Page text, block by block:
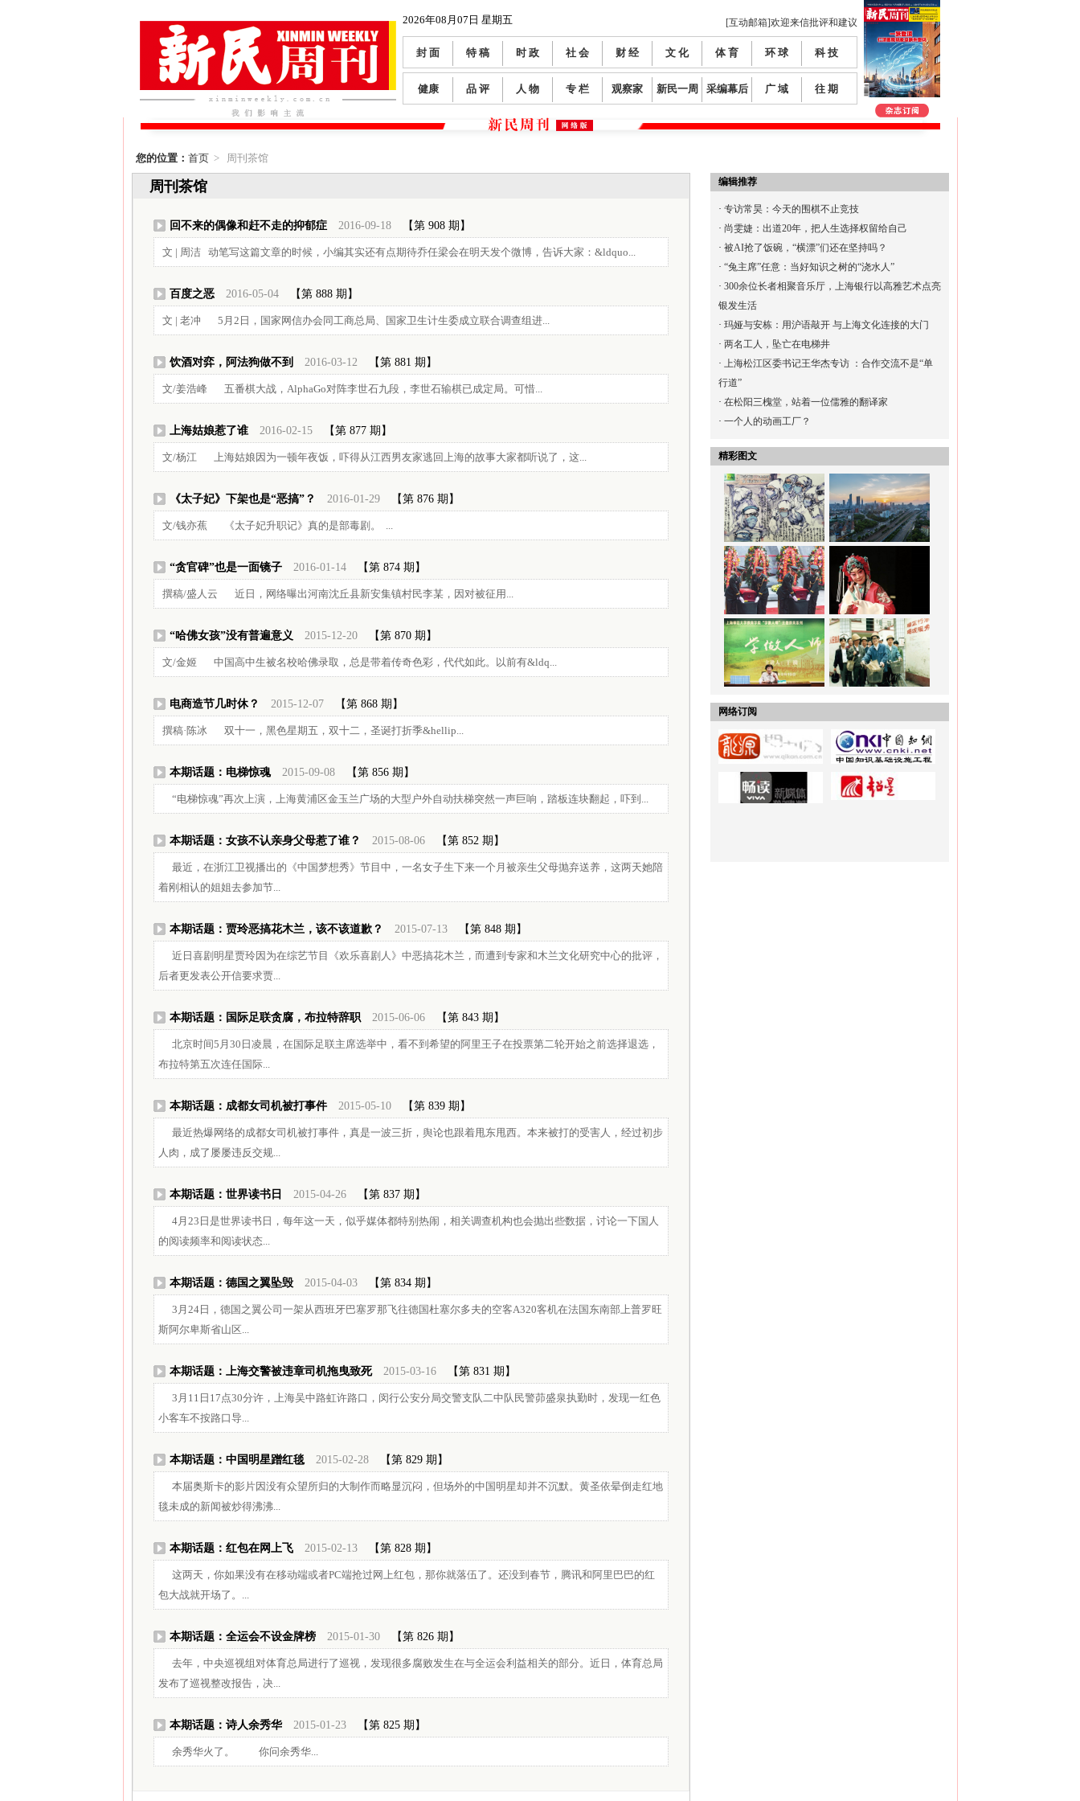
2026年08月07日 星期五 [互动邮箱]欢迎来信批评和建议
封 面 特 稿 时 政 社 会 财 经 文 化 体 育 环 球 科 技
健康 品 评 人 物 专 栏 观察家 新民一周 采编幕后 广 域 往 期
您的位置： 首页> 周刊茶馆
周刊茶馆
回不来的偶像和赶不走的抑郁症 2016-09-18 【第 908 期】
文 | 周洁 动笔写这篇文章的时候，小编其实还有点期待乔任梁会在明天发个微博，告诉大家：&ldquo...
百度之恶 2016-05-04 【第 888 期】
文 | 老冲 5月2日，国家网信办会同工商总局、国家卫生计生委成立联合调查组进...
饮酒对弈，阿法狗做不到 2016-03-12 【第 881 期】
文/姜浩峰 五番棋大战，AlphaGo对阵李世石九段，李世石输棋已成定局。可惜...
上海姑娘惹了谁 2016-02-15 【第 877 期】
文/杨江 上海姑娘因为一顿年夜饭，吓得从江西男友家逃回上海的故事大家都听说了，这...
《太子妃》下架也是“恶搞”？ 2016-01-29 【第 876 期】
文/钱亦蕉 《太子妃升职记》真的是部毒剧。 ...
“贪官碑”也是一面镜子 2016-01-14 【第 874 期】
撰稿/盛人云 近日，网络曝出河南沈丘县新安集镇村民李某，因对被征用...
“哈佛女孩”没有普遍意义 2015-12-20 【第 870 期】
文/金姬 中国高中生被名校哈佛录取，总是带着传奇色彩，代代如此。以前有&ldq...
电商造节几时休？ 2015-12-07 【第 868 期】
撰稿·陈冰 双十一，黑色星期五，双十二，圣诞打折季&hellip...
本期话题：电梯惊魂 2015-09-08 【第 856 期】
“电梯惊魂”再次上演，上海黄浦区金玉兰广场的大型户外自动扶梯突然一声巨响，踏板连块翻起，吓到...
本期话题：女孩不认亲身父母惹了谁？ 2015-08-06 【第 852 期】
最近，在浙江卫视播出的《中国梦想秀》节目中，一名女子生下来一个月被亲生父母抛弃送养，这两天她陪
着刚相认的姐姐去参加节...
本期话题：贾玲恶搞花木兰，该不该道歉？ 2015-07-13 【第 848 期】
近日喜剧明星贾玲因为在综艺节目《欢乐喜剧人》中恶搞花木兰，而遭到专家和木兰文化研究中心的批评，
后者更发表公开信要求贾...
本期话题：国际足联贪腐，布拉特辞职 2015-06-06 【第 843 期】
北京时间5月30日凌晨，在国际足联主席选举中，看不到希望的阿里王子在投票第二轮开始之前选择退选，
布拉特第五次连任国际...
本期话题：成都女司机被打事件 2015-05-10 【第 839 期】
最近热爆网络的成都女司机被打事件，真是一波三折，舆论也跟着甩东甩西。本来被打的受害人，经过初步
人肉，成了屡屡违反交规...
本期话题：世界读书日 2015-04-26 【第 837 期】
4月23日是世界读书日，每年这一天，似乎媒体都特别热闹，相关调查机构也会抛出些数据，讨论一下国人
的阅读频率和阅读状态...
本期话题：德国之翼坠毁 2015-04-03 【第 834 期】
3月24日，德国之翼公司一架从西班牙巴塞罗那飞往德国杜塞尔多夫的空客A320客机在法国东南部上普罗旺
斯阿尔卑斯省山区...
本期话题：上海交警被违章司机拖曳致死 2015-03-16 【第 831 期】
3月11日17点30分许，上海吴中路虹许路口，闵行公安分局交警支队二中队民警茆盛泉执勤时，发现一红色
小客车不按路口导...
本期话题：中国明星蹭红毯 2015-02-28 【第 829 期】
本届奥斯卡的影片因没有众望所归的大制作而略显沉闷，但场外的中国明星却并不沉默。黄圣依晕倒走红地
毯未成的新闻被炒得沸沸...
本期话题：红包在网上飞 2015-02-13 【第 828 期】
这两天，你如果没有在移动端或者PC端抢过网上红包，那你就落伍了。还没到春节，腾讯和阿里巴巴的红
包大战就开场了。...
本期话题：全运会不设金牌榜 2015-01-30 【第 826 期】
去年，中央巡视组对体育总局进行了巡视，发现很多腐败发生在与全运会利益相关的部分。近日，体育总局
发布了巡视整改报告，决...
本期话题：诗人余秀华 2015-01-23 【第 825 期】
余秀华火了。 你问余秀华...
编辑推荐
· 专访常昊：今天的围棋不止竞技
· 尚雯婕：出道20年，把人生选择权留给自己
· 被AI抢了饭碗，“横漂”们还在坚持吗？
· “兔主席”任意：当好知识之树的“浇水人”
· 300余位长者相聚音乐厅，上海银行以高雅艺术点亮
银发生活
· 玛娅与安栋：用沪语敲开 与上海文化连接的大门
· 两名工人，坠亡在电梯井
· 上海松江区委书记王华杰专访 ：合作交流不是“单
行道”
· 在松阳三槐堂，站着一位儒雅的翻译家
· 一个人的动画工厂？
精彩图文
网络订阅